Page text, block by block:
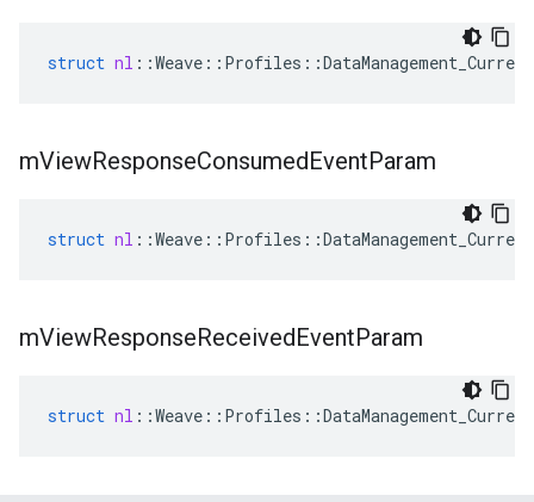
struct nl ::Weave :: Profiles ::DataManagement_Current
mViewResponseConsumedEventParam
struct nl ::Weave :: Profiles ::DataManagement_Current
mViewResponseReceivedEventParam
struct nl ::Weave :: Profiles ::DataManagement_Current